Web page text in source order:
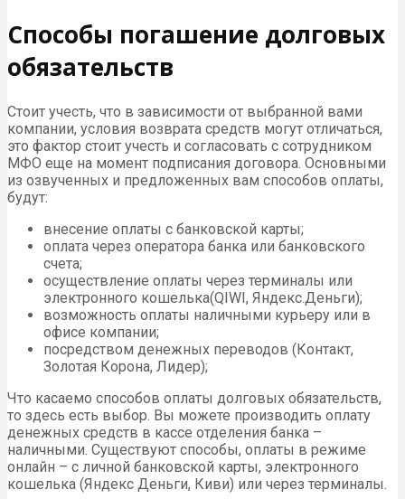
Способы погашение долговых
обязательств
Стоит учесть, что в зависимости от выбранной вами
компании, условия возврата средств могут отличаться,
это фактор стоит учесть и согласовать с сотрудником
МФО еще на момент подписания договора. Основными
из озвученных и предложенных вам способов оплаты,
будут:
внесение оплаты с банковской карты;
оплата через оператора банка или банковского
счета;
осуществление оплаты через терминалы или
электронного кошелька(QIWI, Яндекс.Деньги);
возможность оплаты наличными курьеру или в
офисе компании;
посредством денежных переводов (Контакт,
Золотая Корона, Лидер);
Что касаемо способов оплаты долговых обязательств,
то здесь есть выбор. Вы можете производить оплату
денежных средств в кассе отделения банка –
наличными. Существуют способы, оплаты в режиме
онлайн – с личной банковской карты, электронного
кошелька (Яндекс Деньги, Киви) или через терминалы.